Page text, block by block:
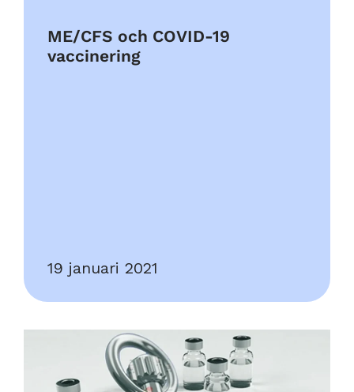
ME/CFS och COVID-19
vaccinering
19 januari 2021